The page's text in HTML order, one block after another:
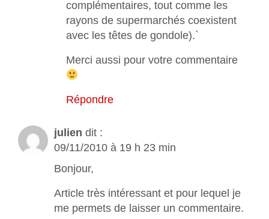
complémentaires, tout comme les
rayons de supermarchés coexistent
avec les têtes de gondole).`
Merci aussi pour votre commentaire
Répondre
julien dit :
09/11/2010 à 19 h 23 min
Bonjour,
Article très intéressant et pour lequel je
me permets de laisser un commentaire.